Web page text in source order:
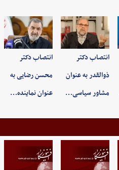
انتصاب دکتر
ذوالقدر به عنوان
مشاور سیاسی…
انتصاب دکتر
محسن رضایی به
عنوان نماینده…